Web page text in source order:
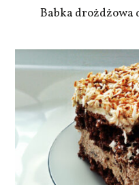
Babka drożdżowa